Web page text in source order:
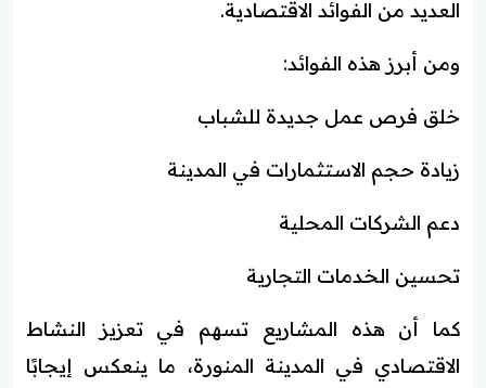
العديد من الفوائد الاقتصادية.
ومن أبرز هذه الفوائد:
خلق فرص عمل جديدة للشباب
زيادة حجم الاستثمارات في المدينة
دعم الشركات المحلية
تحسين الخدمات التجارية
كما أن هذه المشاريع تسهم في تعزيز النشاط
الاقتصادي في المدينة المنورة، ما ينعكس إيجابًا